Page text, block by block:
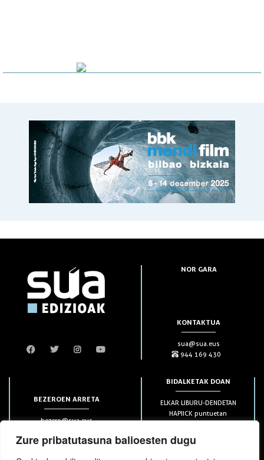
Zure pribatutasuna balioesten dugu
NOR GARA
KONTAKTUA
sua@sua.eus
944 169 430
BEZEROEN ARRETA
bezero@sua.eus
BIDALKETAK DOAN
ELKAR LIBURU-DENDETAN
HAPIICK puntuetan
(soilik penintsulan)